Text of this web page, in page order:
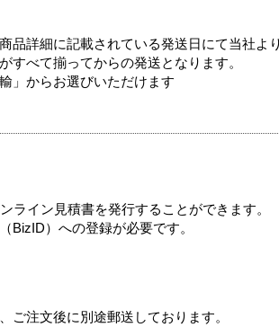
品詳細に記載されている発送日にて当社よ
すべて揃ってからの発送となります。
」からお選びいただけます
ライン見積書を発行することができます。
BizID）への登録が必要です。
ご注文後に別途郵送しております。